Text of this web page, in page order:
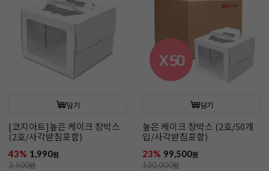
담기
[코지아트]높은 케이크 창박스
(2호/사각받침포함)
43% 1,990원
3,500원
담기
높은 케이크 창박스 (2호/50개
입/사각받침포함)
23% 99,500원
130,000원